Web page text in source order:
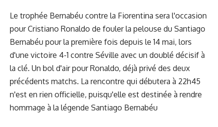
Le trophée Bernabéu contre la Fiorentina sera l'occasion
pour Cristiano Ronaldo de fouler la pelouse du Santiago
Bernabéu pour la première fois depuis le 14 mai, lors
d'une victoire 4-1 contre Séville avec un doublé décisif à
la clé. Un bol d'air pour Ronaldo, déjà privé des deux
précédents matchs. La rencontre qui débutera à 22h45
n'est en rien officielle, puisqu'elle est destinée à rendre
hommage à la légende Santiago Bernabéu